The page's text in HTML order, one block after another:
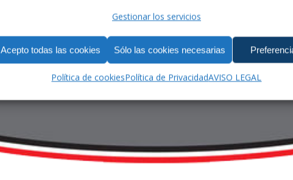
Gestionar los servicios
Acepto todas las cookies Sólo las cookies necesarias
Política de cookiesPolítica de PrivacidadAVISO LEGAL